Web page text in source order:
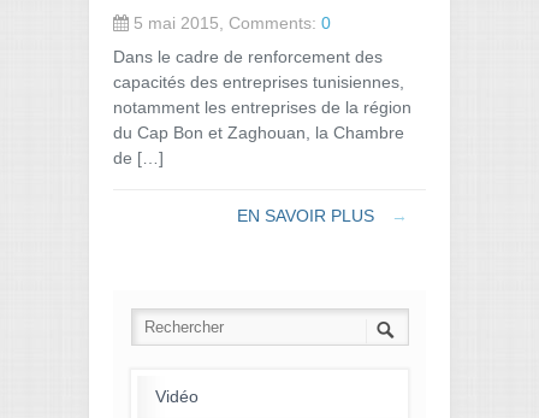
5 mai 2015, Comments: 0
Dans le cadre de renforcement des
capacités des entreprises tunisiennes,
notamment les entreprises de la région
du Cap Bon et Zaghouan, la Chambre
de […]
EN SAVOIR PLUS →
Vidéo